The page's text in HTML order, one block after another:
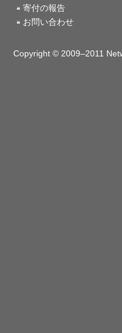
寄付の報告
お問い合わせ
Copyright © 2009–2011